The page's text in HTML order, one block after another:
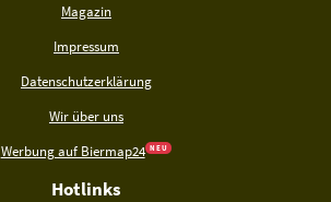
Magazin
Impressum
Datenschutzerklärung
Wir über uns
Werbung auf Biermap24 N E U
Hotlinks